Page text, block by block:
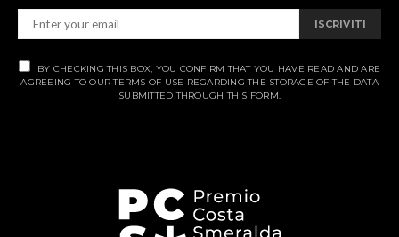
ISCRIVITI
BY CHECKING THIS BOX, YOU CONFIRM THAT YOU HAVE READ AND ARE
AGREEING TO OUR TERMS OF USE REGARDING THE STORAGE OF THE DATA
SUBMITTED THROUGH THIS FORM.